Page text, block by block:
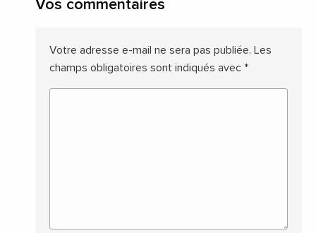
Vos commentaires
Votre adresse e-mail ne sera pas publiée. Les
champs obligatoires sont indiqués avec *